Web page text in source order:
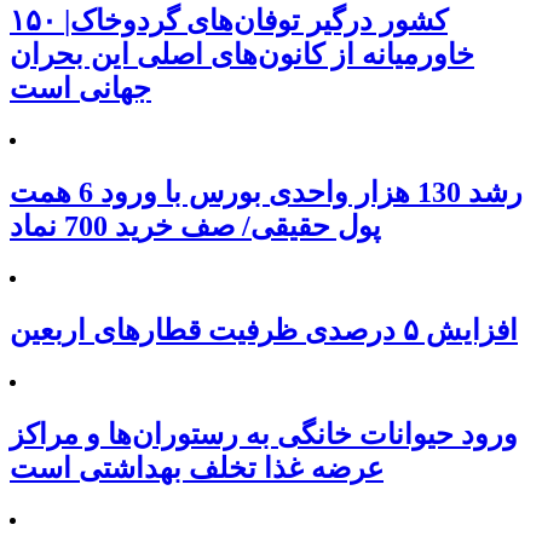
۱۵۰ کشور درگیر توفان‌های گردوخاک|
خاورمیانه از کانون‌های اصلی این بحران
جهانی است
رشد 130 هزار واحدی بورس با ورود 6 همت
پول حقیقی/ صف خرید 700 نماد
افزایش ۵ درصدی ظرفیت قطارهای اربعین
ورود حیوانات خانگی به رستوران‌ها و مراکز
عرضه غذا تخلف بهداشتی است